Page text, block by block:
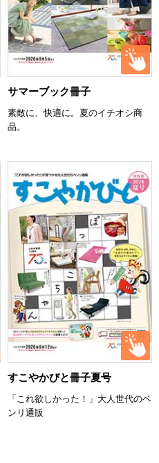
サマーブック冊子
素敵に、快適に。夏のイチオシ商
品。
すこやかびと冊子夏号
「これ欲しかった！」大人世代のベ
ンリ通販